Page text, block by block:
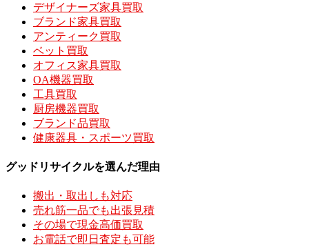
デザイナーズ家具買取
ブランド家具買取
アンティーク買取
ベット買取
オフィス家具買取
OA機器買取
工具買取
厨房機器買取
ブランド品買取
健康器具・スポーツ買取
グッドリサイクルを選んだ理由
搬出・取出しも対応
売れ筋一品でも出張見積
その場で現金高価買取
お電話で即日査定も可能